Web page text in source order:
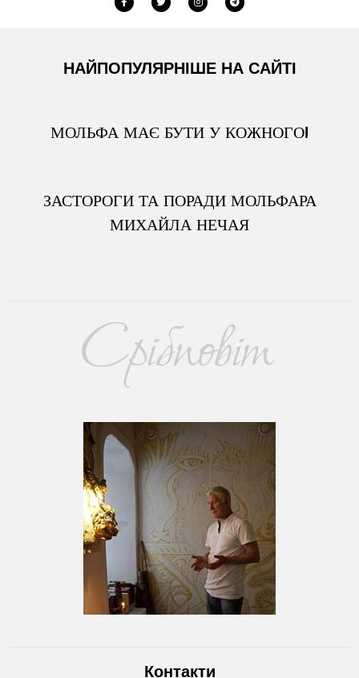
НАЙПОПУЛЯРНІШЕ НА САЙТІ
МОЛЬФА МАЄ БУТИ У КОЖНОГО!
ЗАСТОРОГИ ТА ПОРАДИ МОЛЬФАРА
МИХАЙЛА НЕЧАЯ
Контакти